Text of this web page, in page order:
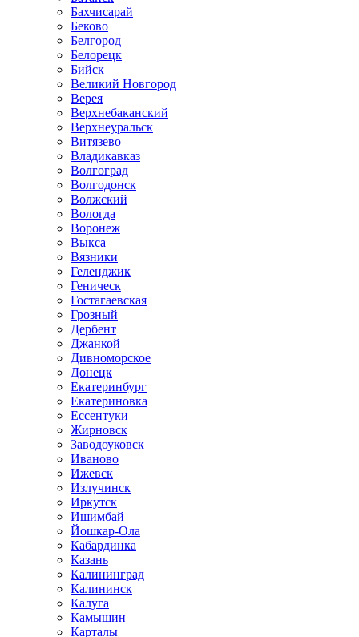
Бахчисарай
Беково
Белгород
Белорецк
Бийск
Великий Новгород
Верея
Верхнебаканский
Верхнеуральск
Витязево
Владикавказ
Волгоград
Волгодонск
Волжский
Вологда
Воронеж
Выкса
Вязники
Геленджик
Геническ
Гостагаевская
Грозный
Дербент
Джанкой
Дивноморское
Донецк
Екатеринбург
Екатериновка
Ессентуки
Жирновск
Заводоуковск
Иваново
Ижевск
Излучинск
Иркутск
Ишимбай
Йошкар-Ола
Кабардинка
Казань
Калининград
Калининск
Калуга
Камышин
Карталы